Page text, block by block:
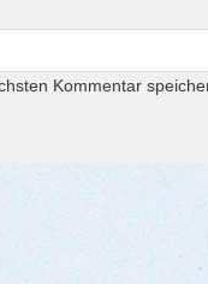
Kommentar